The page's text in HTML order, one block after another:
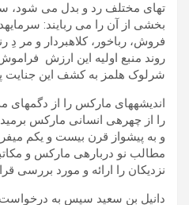
تھای مختلف رد و بدل می شود،
بخشی از آن را می ربايند:
فروش، رباخور، کلاھبردار و مر
روند منبع اوليه اين ارزش
شرلوک ھلمز به کشف اين جنايت
انديشهھای مارکس را از
را از چھرهی انسانی مارکس
و به پيشواز قرن بيست و يکم
مطالب نو دربارهی مارکس و
نزديکان را ارائه و مورد بررسی
دانيل بن سعيد سپس به